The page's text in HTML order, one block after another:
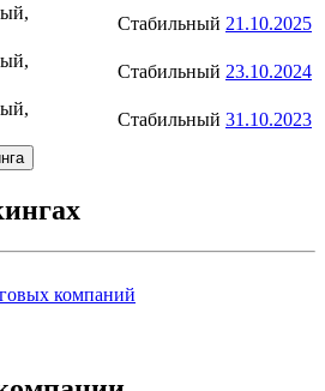
Стабильный 21.10.2025
Стабильный 23.10.2024
Стабильный 31.10.2023
компаний